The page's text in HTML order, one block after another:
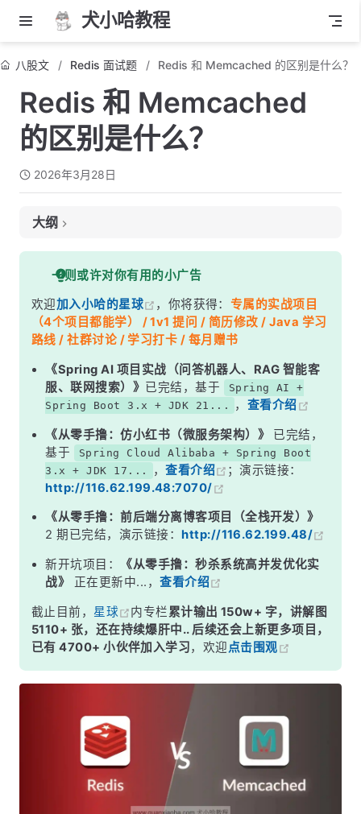
犬小哈教程
八股文 Redis 面试题 Redis 和 Memcached 的区别是什么？
Redis 和 Memcached
的区别是什么？
2026年3月28日
大纲
面试考察点
核心答案
深度解析
一、数据类型差异
二、持久化能力
三、线程模型对比
五、内存管理
六、如何选型
常见面试变体
记忆口诀
总结
一则或许对你有用的小广告
欢迎加入小哈的星球 ，你将获得： 专属的实战项目
（4个项目都能学） / 1v1 提问 / 简历修改 / Java 学习
路线 / 社群讨论 / 学习打卡 / 每月赠书
《Spring AI 项目实战（问答机器人、RAG 智能客
服、联网搜索）》 已完结，基于
Spring AI +
Spring Boot 3.x + JDK 21...
， 查看介绍
《从零手撸：仿小红书（微服务架构）》
已完结，
基于
Spring Cloud Alibaba + Spring Boot
3.x + JDK 17...
，查看介绍
；演示链接：
http://116.62.199.48:7070/
《从零手撸：前后端分离博客项目（全栈开发）》
2 期已完结，演示链接： http://116.62.199.48/
新开坑项目：
《从零手撸：秒杀系统高并发优化实
战》
正在更新中...，查看介绍
截止目前， 星球 内专栏累计输出 150w+ 字，讲解图
5110+ 张，还在持续爆肝中.. 后续还会上新更多项目，
已有 4700+ 小伙伴加入学习，欢迎点击围观